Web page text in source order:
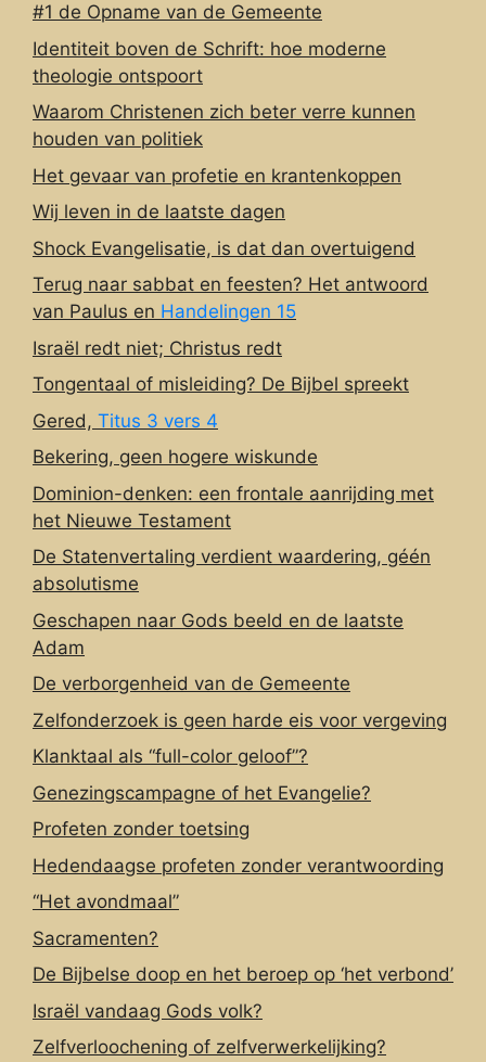
#1 de Opname van de Gemeente
Identiteit boven de Schrift: hoe moderne
theologie ontspoort
Waarom Christenen zich beter verre kunnen
houden van politiek
Het gevaar van profetie en krantenkoppen
Wij leven in de laatste dagen
Shock Evangelisatie, is dat dan overtuigend
Terug naar sabbat en feesten? Het antwoord
van Paulus en Handelingen 15
Israël redt niet; Christus redt
Tongentaal of misleiding? De Bijbel spreekt
Gered, Titus 3 vers 4
Bekering, geen hogere wiskunde
Dominion-denken: een frontale aanrijding met
het Nieuwe Testament
De Statenvertaling verdient waardering, géén
absolutisme
Geschapen naar Gods beeld en de laatste
Adam
De verborgenheid van de Gemeente
Zelfonderzoek is geen harde eis voor vergeving
Klanktaal als “full-color geloof”?
Genezingscampagne of het Evangelie?
Profeten zonder toetsing
Hedendaagse profeten zonder verantwoording
“Het avondmaal”
Sacramenten?
De Bijbelse doop en het beroep op ‘het verbond’
Israël vandaag Gods volk?
Zelfverloochening of zelfverwerkelijking?